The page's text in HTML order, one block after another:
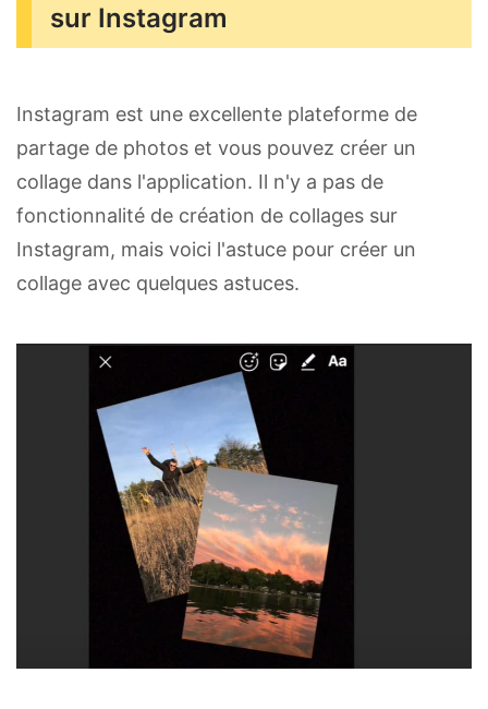
sur Instagram
Instagram est une excellente plateforme de
partage de photos et vous pouvez créer un
collage dans l'application. Il n'y a pas de
fonctionnalité de création de collages sur
Instagram, mais voici l'astuce pour créer un
collage avec quelques astuces.